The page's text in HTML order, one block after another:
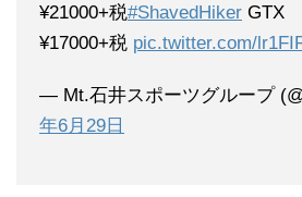
¥21000+税#ShavedHiker GTX
¥17000+税 pic.twitter.com/
— Mt.石井スポーツグループ
年6月29日